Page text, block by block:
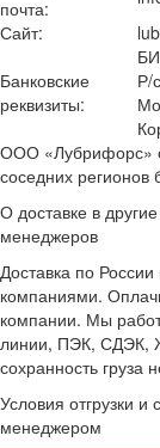
почта:
Сайт:
Банковские
реквизиты:
Р/
ООО «Лубрифорс»
соседних регионов
О доставке в
менеджеров
Доставка по
компаниями.
компании. Мы
линии, ПЭК, СДЭК,
сохранность груза
Условия отгрузки
менеджером